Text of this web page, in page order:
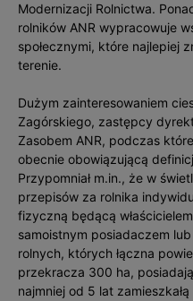
Modernizacji Rolnictwa.
rolników ANR wypracowuje
społecznymi, które najlepiej
terenie.
Dużym zainteresowaniem
Zagórskiego, zastępcy
Zasobem ANR, podczas
obecnie obowiązującą
Przypomniał m.in., że w
przepisów za rolnika
fizyczną będącą
samoistnym posiadaczem
rolnych, których łączna
przekracza 300 ha,
najmniej od 5 lat